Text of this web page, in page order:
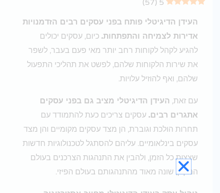
5
(
57
)
העידן הדיגיטלי פותח בפני עסקים רבים הזדמנויות
אדירות לצמיחה והתפתחות.כיום, עסקים יכולים
להגיע לקהל לקוחות רחב יותר מאי פעם בעבר, לשפר
את שירות הלקוחות שלהם, לפשט את תהליכי התפעול
שלהם, ואף להוזיל עלויות.
עם זאת,העידן הדיגיטלי מציב גם בפני עסקים
אתגרים רבים.עסקים צריכים כעת להתמודד עם
תחרות הולכת וגוברת, הן מצד עסקים מקומיים והן מצד
עסקים בינלאומיים. עליהם להסתגל לטכנולוגיות חדשות
שצצות כל הזמן, ולהבין את התנהגות הצרכנים בעולם
המקוון, שונה מאוד מהתנהגותם בעולם הפיזי.